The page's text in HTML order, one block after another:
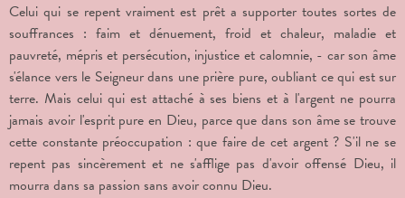
Celui qui se repent vraiment est prêt a supporter toutes sortes de
souffrances : faim et dénuement, froid et chaleur, maladie et
pauvreté, mépris et persécution, injustice et calomnie, - car son âme
s'élance vers le Seigneur dans une prière pure, oubliant ce qui est sur
terre. Mais celui qui est attaché à ses biens et à l'argent ne pourra
jamais avoir l'esprit pure en Dieu, parce que dans son âme se trouve
cette constante préoccupation : que faire de cet argent ? S'il ne se
repent pas sincèrement et ne s'afflige pas d'avoir offensé Dieu, il
mourra dans sa passion sans avoir connu Dieu.